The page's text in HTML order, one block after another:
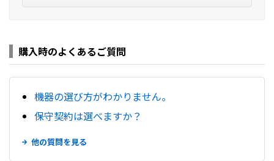
購入時のよくあるご質問
機器の選び方がわかりません。
保守契約は選べますか？
他の質問を見る